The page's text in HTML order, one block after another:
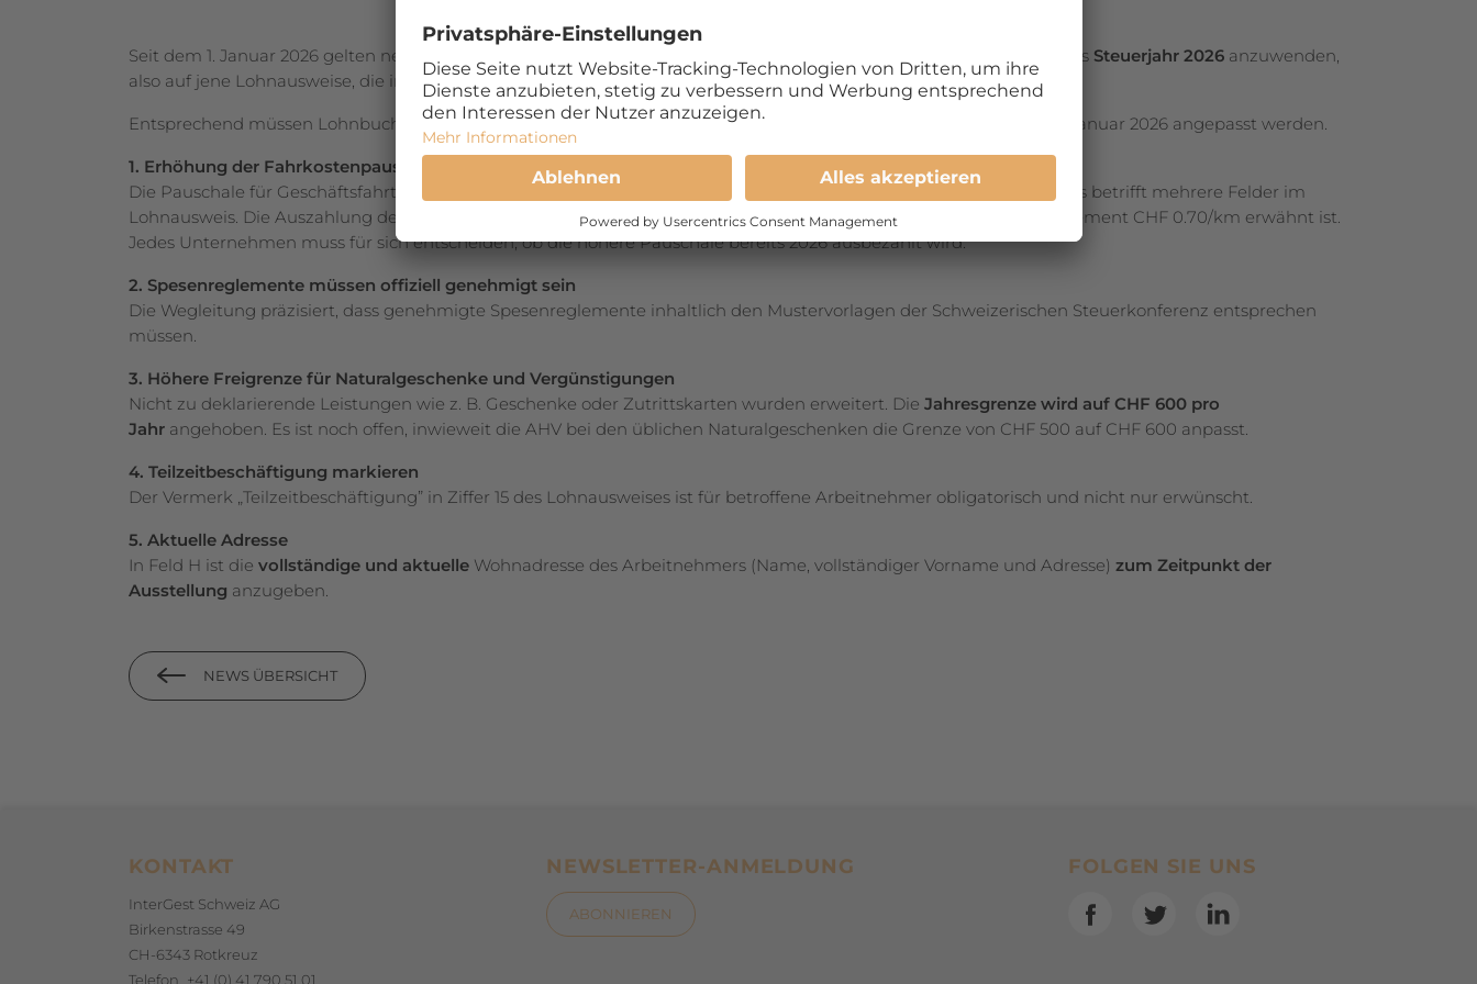
Seit dem 1. Januar 2026 gelten neue Regelungen für den Lohnausweis. Sie sind erstmals auf die Lohnausweise für das Steuerjahr 2026 anzuwenden,
also auf jene Lohnausweise, die im Jahr 2027 ausgestellt werden.
Entsprechend müssen Lohnbuchhaltung, Spesenreglemente und Pauschalen bereits für Abrechnungen ab dem 1. Januar 2026 angepasst werden.
1. Erhöhung der Fahrkostenpauschale
Die Pauschale für Geschäftsfahrten mit dem privaten Auto wird erhöht von CHF 0.70 auf CHF 0.75 pro Kilometer. Das betrifft mehrere Felder im
Lohnausweis. Die Auszahlung des neuen Ansatzes ist auch dann erlaubt, wenn im bereits ge­neh­migten Spesenreglement CHF 0.70/km erwähnt ist.
Jedes Unternehmen muss für sich entscheiden, ob die höhere Pauschale bereits 2026 ausbezahlt wird.
2. Spesenreglemente müssen offiziell genehmigt sein
Die Wegleitung präzisiert, dass genehmigte Spesenreglemente inhaltlich den Mustervorlagen der Schweizerischen Steuerkonferenz entsprechen
müssen.
3. Höhere Freigrenze für Naturalgeschenke und Vergünstigungen
Nicht zu deklarierende Leistungen wie z. B. Geschenke oder Zutrittskarten wurden erweitert. Die Jahresgrenze wird auf CHF 600 pro
Jahr angehoben. Es ist noch offen, inwieweit die AHV bei den üblichen Naturalgeschenken die Grenze von CHF 500 auf CHF 600 anpasst.
4. Teilzeitbeschäftigung markieren
Der Vermerk „Teilzeitbeschäftigung” in Ziffer 15 des Lohnausweises ist für betroffene Arbeitnehmer obligatorisch und nicht nur erwünscht.
5. Aktuelle Adresse
In Feld H ist die vollständige und aktuelle Wohnadresse des Arbeitnehmers (Name, vollständiger Vorname und Adresse) zum Zeitpunkt der
Ausstellung an­zu­geben.
NEWS ÜBERSICHT
Footerbereich
KONTAKT
InterGest Schweiz AG
Birkenstrasse 49
CH-6343 Rotkreuz
Telefon +41 (0) 41 790 51 01
NEWSLETTER-ANMELDUNG
ABONNIEREN
SocialBookmarks
FOLGEN SIE UNS